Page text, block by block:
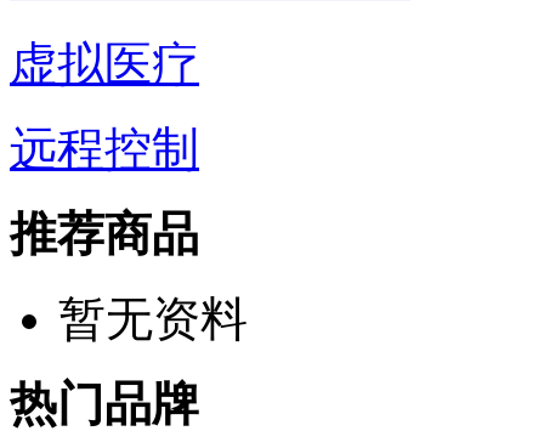
虚拟医疗
远程控制
推荐商品
暂无资料
热门品牌